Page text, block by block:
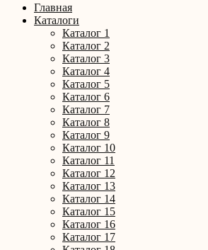
Главная
Каталоги
Каталог 1
Каталог 2
Каталог 3
Каталог 4
Каталог 5
Каталог 6
Каталог 7
Каталог 8
Каталог 9
Каталог 10
Каталог 11
Каталог 12
Каталог 13
Каталог 14
Каталог 15
Каталог 16
Каталог 17